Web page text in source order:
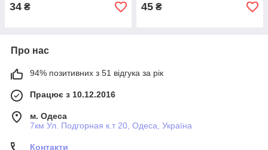
34 ₴ 45 ₴
Про нас
94% позитивних з 51 відгука за рік
Працює з 10.12.2016
м. Одеса
7км Ул. Подгорная к.т 20, Одеса, Україна
Контакти